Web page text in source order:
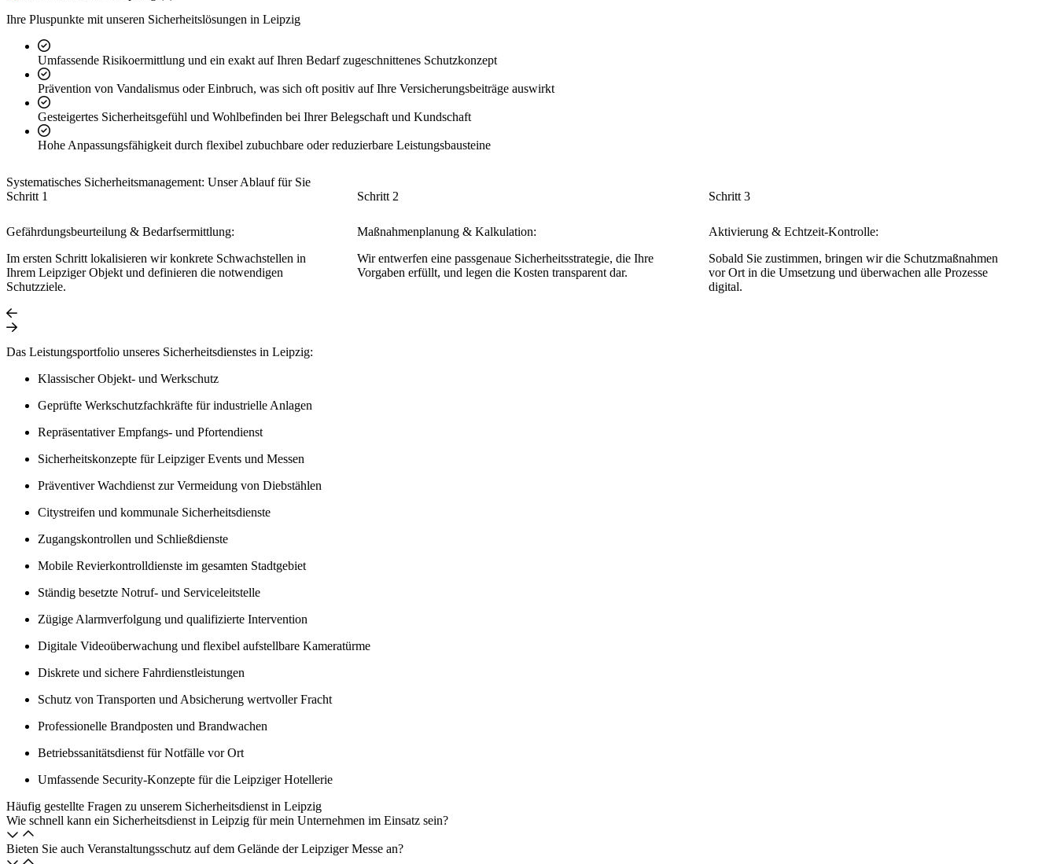
Ihre Pluspunkte mit unseren Sicherheitslösungen in Leipzig
Umfassende Risikoermittlung und ein exakt auf Ihren Bedarf zugeschnittenes Schutzkonzept
Prävention von Vandalismus oder Einbruch, was sich oft positiv auf Ihre Versicherungsbeiträge auswirkt
Gesteigertes Sicherheitsgefühl und Wohlbefinden bei Ihrer Belegschaft und Kundschaft
Hohe Anpassungsfähigkeit durch flexibel zubuchbare oder reduzierbare Leistungsbausteine
Systematisches Sicherheitsmanagement: Unser Ablauf für Sie
Schritt 1
Gefährdungsbeurteilung & Bedarfsermittlung:
Im ersten Schritt lokalisieren wir konkrete Schwachstellen in
Ihrem Leipziger Objekt und definieren die notwendigen
Schutzziele.
Schritt 2
Maßnahmenplanung & Kalkulation:
Wir entwerfen eine passgenaue Sicherheitsstrategie, die Ihre
Vorgaben erfüllt, und legen die Kosten transparent dar.
Schritt 3
Aktivierung & Echtzeit-Kontrolle:
Sobald Sie zustimmen, bringen wir die Schutzmaßnahmen
vor Ort in die Umsetzung und überwachen alle Prozesse
digital.
Das Leistungsportfolio unseres Sicherheitsdienstes in Leipzig:
Klassischer Objekt- und Werkschutz
Geprüfte Werkschutzfachkräfte für industrielle Anlagen
Repräsentativer Empfangs- und Pfortendienst
Sicherheitskonzepte für Leipziger Events und Messen
Präventiver Wachdienst zur Vermeidung von Diebstählen
Citystreifen und kommunale Sicherheitsdienste
Zugangskontrollen und Schließdienste
Mobile Revierkontrolldienste im gesamten Stadtgebiet
Ständig besetzte Notruf- und Serviceleitstelle
Zügige Alarmverfolgung und qualifizierte Intervention
Digitale Videoüberwachung und flexibel aufstellbare Kameratürme
Diskrete und sichere Fahrdienstleistungen
Schutz von Transporten und Absicherung wertvoller Fracht
Professionelle Brandposten und Brandwachen
Betriebssanitätsdienst für Notfälle vor Ort
Umfassende Security-Konzepte für die Leipziger Hotellerie
Häufig gestellte Fragen zu unserem Sicherheitsdienst in Leipzig
Wie schnell kann ein Sicherheitsdienst in Leipzig für mein Unternehmen im Einsatz sein?
Bieten Sie auch Veranstaltungsschutz auf dem Gelände der Leipziger Messe an?